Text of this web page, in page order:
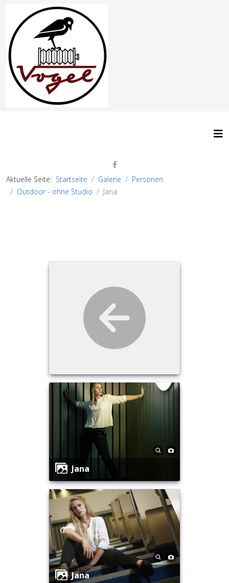
Aktuelle Seite: Startseite Galerie
Personen
Outdoor - ohne Studio
Jana
Jana
Jana